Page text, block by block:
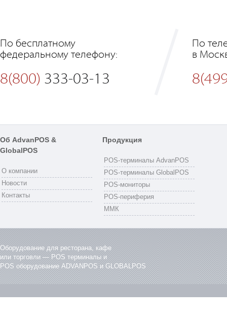
По бесплатному
федеральному телефону:
8(800) 333-03-13
По
в
Об AdvanPOS &
GlobalPOS
О компании
Новости
Контакты
Продукция
POS-терминалы AdvanPOS
POS-терминалы GlobalPOS
POS-мониторы
POS-периферия
ММК
Оборудование для ресторана, кафе
или торговли — POS терминалы и
POS оборудование ADVANPOS и GLOBALPOS